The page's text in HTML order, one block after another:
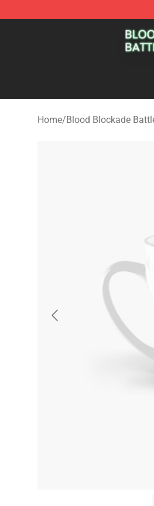
Blood Blockade Battlefront
Home/Blood Blockade